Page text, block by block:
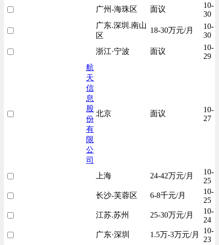
广州-海珠区
面议
10-
30
广东.深圳.南山
区
18-30万元/月
10-
30
浙江·宁波
面议
10-
29
航
天
信
息
股
份
有
限
公
司
北京 面议
10-
27
上海 24-42万元/月
10-
25
长沙-芙蓉区
6-8千元/月
10-
25
江苏.苏州
25-30万元/月
10-
24
广东·深圳
1.5万-3万元/月
10-
23